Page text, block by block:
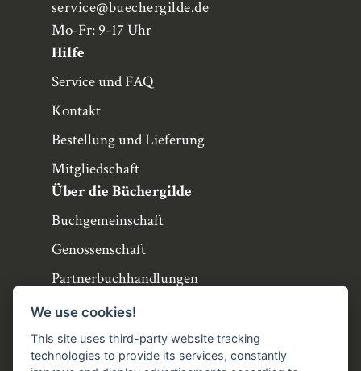
service@buechergilde.de
Mo-Fr: 9-17 Uhr
Hilfe
Service und FAQ
Kontakt
Bestellung und Lieferung
Mitgliedschaft
Über die Büchergilde
Buchgemeinschaft
Genossenschaft
Partnerbuchhandlungen
Büchergilde online
Stellenangebote
Folgen Sie uns!
We use cookies!
This site uses third-party website tracking
technologies to provide its services, constantly